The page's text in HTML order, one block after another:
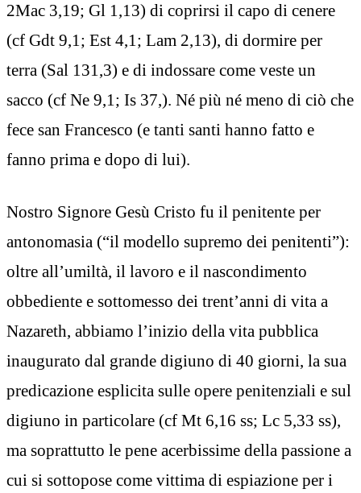
2Mac 3,19; Gl 1,13) di coprirsi il capo di cenere
(cf Gdt 9,1; Est 4,1; Lam 2,13), di dormire per
terra (Sal 131,3) e di indossare come veste un
sacco (cf Ne 9,1; Is 37,). Né più né meno di ciò che
fece san Francesco (e tanti santi hanno fatto e
fanno prima e dopo di lui).
Nostro Signore Gesù Cristo fu il penitente per
antonomasia (“il modello supremo dei penitenti”):
oltre all’umiltà, il lavoro e il nascondimento
obbediente e sottomesso dei trent’anni di vita a
Nazareth, abbiamo l’inizio della vita pubblica
inaugurato dal grande digiuno di 40 giorni, la sua
predicazione esplicita sulle opere penitenziali e sul
digiuno in particolare (cf Mt 6,16 ss; Lc 5,33 ss),
ma soprattutto le pene acerbissime della passione a
cui si sottopose come vittima di espiazione per i